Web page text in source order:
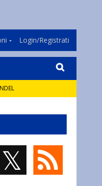
Login/Registrati
𝕏